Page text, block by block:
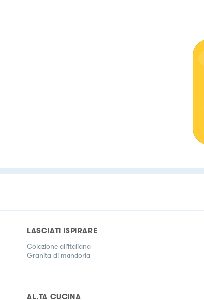
LASCIATI ISPIRARE
Colazione all'italiana
Granita di mandorla
AL.TA CUCINA